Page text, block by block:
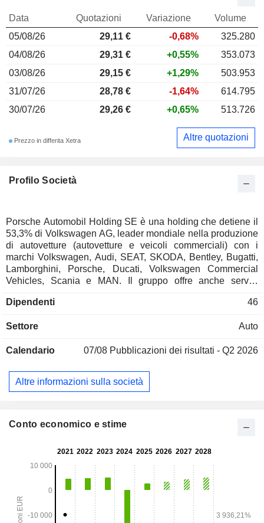
Profilo Società
Porsche Automobil Holding SE è una holding che detiene il
53,3% di Volkswagen AG, leader mondiale nella produzione
di autovetture (autovetture e veicoli commerciali) con i
marchi Volkswagen, Audi, SEAT, SKODA, Bentley, Bugatti,
Lamborghini, Porsche, Ducati, Volkswagen Commercial
Vehicles, Scania e MAN. Il gruppo offre anche servizi
Inoltre, Porsche Automobil Holding SE detiene una
(sviluppo di soluzioni di mobilità), dell'11,3% in Inrix
stradale; Stati Uniti) e nelle società Markforged e Seurat
Dipendenti 46
Settore Auto
Calendario 07/08 Pubblicazioni dei risultati - Q2 2026
Altre informazioni sulla società
Data Quotazioni Variazione
Volume
05/08/26
29,11 € -0,68%
325.280
04/08/26
29,31 € +0,55%
353.073
03/08/26
29,15 € +1,29%
503.953
31/07/26
28,78 € -1,64%
614.795
30/07/26
29,26 € +0,65% 513.726
Prezzo in differita Xetra Altre quotazioni
Conto economico e stime